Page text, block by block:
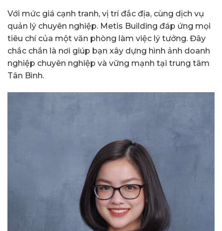
Với mức giá cạnh tranh, vị trí đắc địa, cùng dịch vụ
quản lý chuyên nghiệp. Metis Building đáp ứng mọi
tiêu chí của một văn phòng làm việc lý tưởng. Đây
chắc chắn là nơi giúp bạn xây dựng hình ảnh doanh
nghiệp chuyên nghiệp và vững mạnh tại trung tâm
Tân Bình.